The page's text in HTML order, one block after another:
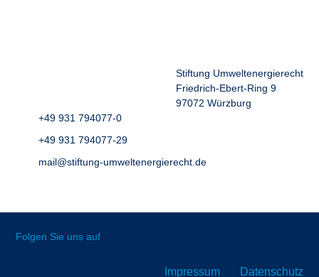
Stiftung Umweltenergierecht
Friedrich-Ebert-Ring 9
97072 Würzburg
+49 931 794077-0
+49 931 794077-29
mail@stiftung-umweltenergierecht.de
Folgen Sie uns auf
Impressum Datenschutz